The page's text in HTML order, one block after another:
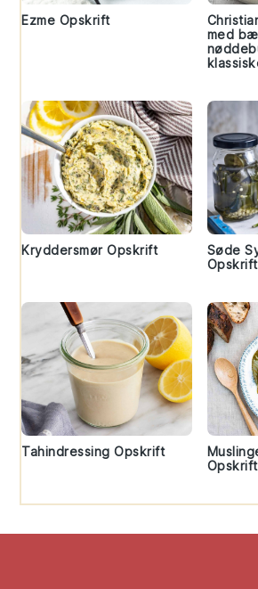
Ezme Opskrift
med
Kryddersmør Opskrift
Søde
Opskrift
Tahindressing Opskrift
Opskrift